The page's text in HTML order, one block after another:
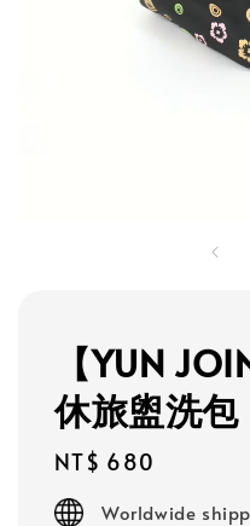
【YUN
休旅盥洗包
Regular
price
NT$ 680
Worldwide